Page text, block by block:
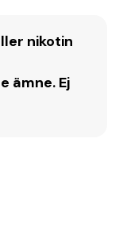
nikotin
ämne. Ej